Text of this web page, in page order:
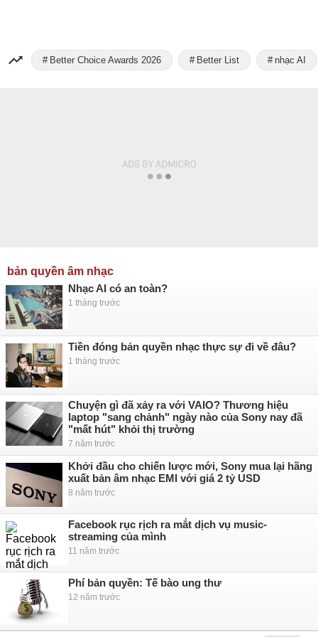
Better Choice Awards 2026 Better List nhạc AI
bản quyền âm nhạc
Nhạc AI có an toàn?
1 tháng trước
Tiền đóng bản quyền nhạc thực sự đi về đâu?
1 tháng trước
Chuyện gì đã xảy ra với VAIO? Thương hiệu
laptop "sang chảnh" ngày nào của Sony nay đã
"mất hút" khỏi thị trường
7 năm trước
Khởi đầu cho chiến lược mới, Sony mua lại hãng
xuất bản âm nhạc EMI với giá 2 tỷ USD
8 năm trước
Facebook rục rịch ra mắt dịch vụ music-
streaming của mình
11 năm trước
Phí bản quyền: Tế bào ung thư
12 năm trước